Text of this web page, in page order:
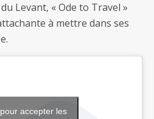
Levant, « Ode to Travel »
à mettre dans ses
accepter les